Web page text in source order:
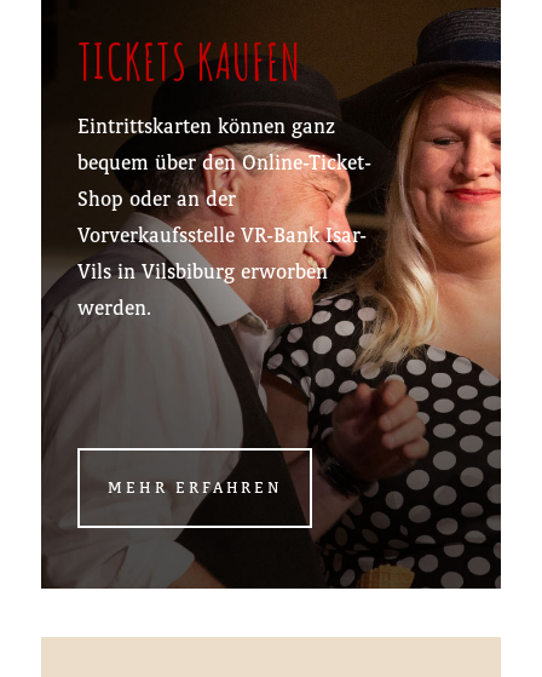
TICKETS KAUFEN
Eintrittskarten können ganz
bequem über den Online-Ticket-
Shop oder an der
Vorverkaufsstelle VR-Bank Isar-
Vils in Vilsbiburg erworben
werden.
MEHR ERFAHREN